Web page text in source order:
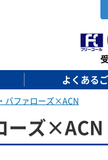
よくある
バファローズ×ACN
ーズ×ACN